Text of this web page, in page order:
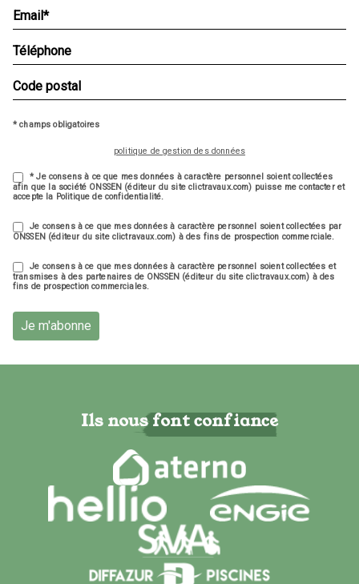
* champs obligatoires
politique de gestion des données
* Je consens à ce que mes données à caractère personnel soient collectées
afin que la société ONSSEN (éditeur du site clictravaux.com) puisse me contacter et
accepte la Politique de confidentialité.
Je consens à ce que mes données à caractère personnel soient collectées par
ONSSEN (éditeur du site clictravaux.com) à des fins de prospection commerciale.
Je consens à ce que mes données à caractère personnel soient collectées et
transmises à des partenaires de ONSSEN (éditeur du site clictravaux.com) à des
fins de prospection commerciales.
Je m'abonne
Ils nous font confiance